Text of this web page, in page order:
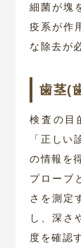
細菌が塊
疫系が作
な除去が
歯茎(
検査の目
「正しい
の情報を
プローブ
さを測定
し、深さ
度を確認